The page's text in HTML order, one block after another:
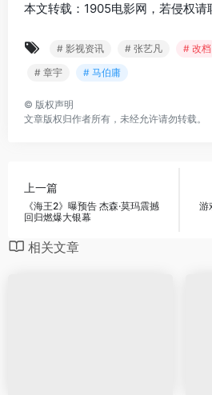
本文转载：1905电影网，若侵权请
# 影视资讯 # 张艺凡 # 改档
# 章宇
# 马伯庸
© 版权声明
文章版权归作者所有，未经允许请勿转载。
上一篇
《海王2》曝预告 杰森·莫玛震撼
回归燃爆大银幕
游
相关文章